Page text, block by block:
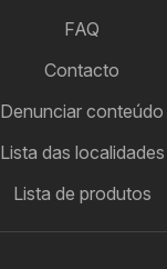
FAQ
Contacto
Denunciar conteúdo
Lista das localidades
Lista de produtos